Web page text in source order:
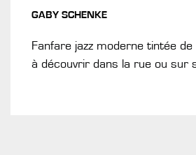
GABY SCHENKE
Fanfare jazz moderne tintée
à découvrir dans la rue ou sur